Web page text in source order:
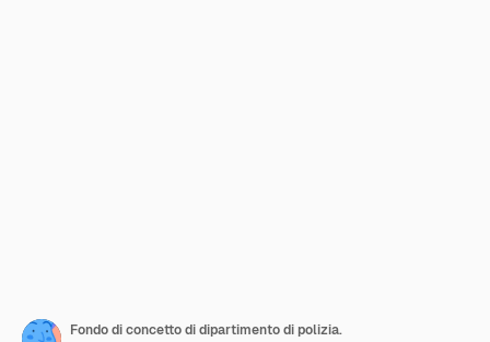
Fondo di concetto di dipartimento di polizia.